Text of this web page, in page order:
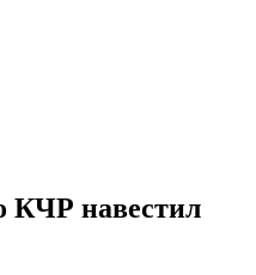
КЧР навестил